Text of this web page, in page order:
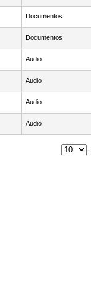
Documentos
Documentos
Audio
Audio
Audio
Audio